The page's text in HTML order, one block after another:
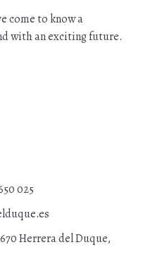
come to know a
with an exciting future.
025
Herrera del Duque,